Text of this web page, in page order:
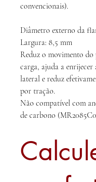
convencionais).
Diâmetro externo da
Largura: 8,5 mm
Reduz o movimento do
carga, ajuda a enrijecer
lateral e reduz
por tração.
Não compatível com
de carbono